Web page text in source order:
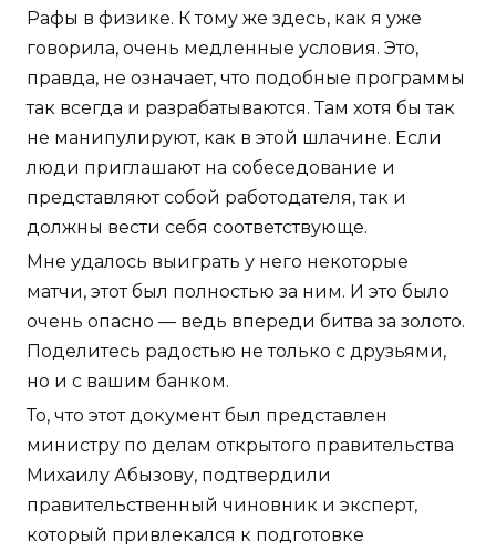
Рафы в физике. К тому же здесь, как я уже
говорила, очень медленные условия. Это,
правда, не означает, что подобные программы
так всегда и разрабатываются. Там хотя бы так
не манипулируют, как в этой шлачине. Если
люди приглашают на собеседование и
представляют собой работодателя, так и
должны вести себя соответствующе.
Мне удалось выиграть у него некоторые
матчи, этот был полностью за ним. И это было
очень опасно — ведь впереди битва за золото.
Поделитесь радостью не только с друзьями,
но и с вашим банком.
То, что этот документ был представлен
министру по делам открытого правительства
Михаилу Абызову, подтвердили
правительственный чиновник и эксперт,
который привлекался к подготовке